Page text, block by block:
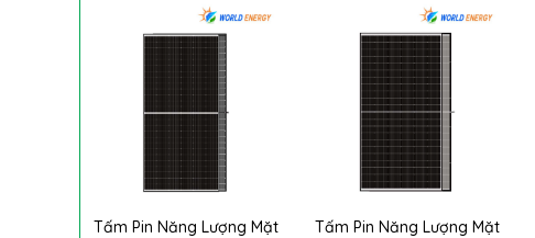
Tấm Pin Năng Lượng Mặt
Tấm Pin Năng Lượng Mặt